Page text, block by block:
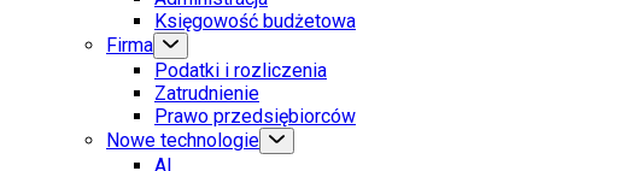
Księgowość budżetowa
Firma
Podatki i rozliczenia
Zatrudnienie
Prawo przedsiębiorców
Nowe technologie
AI